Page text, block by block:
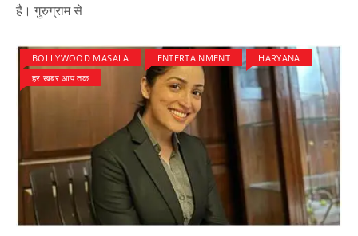
है। गुरुग्राम से
BOLLYWOOD MASALA ENTERTAINMENT
HARYANA
हर खबर आप तक